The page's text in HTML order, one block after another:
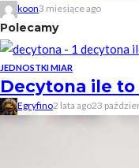
koon3 miesiące ago
Polecamy
JEDNOSTKI MIAR
Decytona ile
Egryfino2 lata ago23